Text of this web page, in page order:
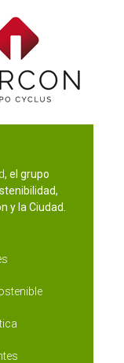
, el grupo
y la Ciudad.